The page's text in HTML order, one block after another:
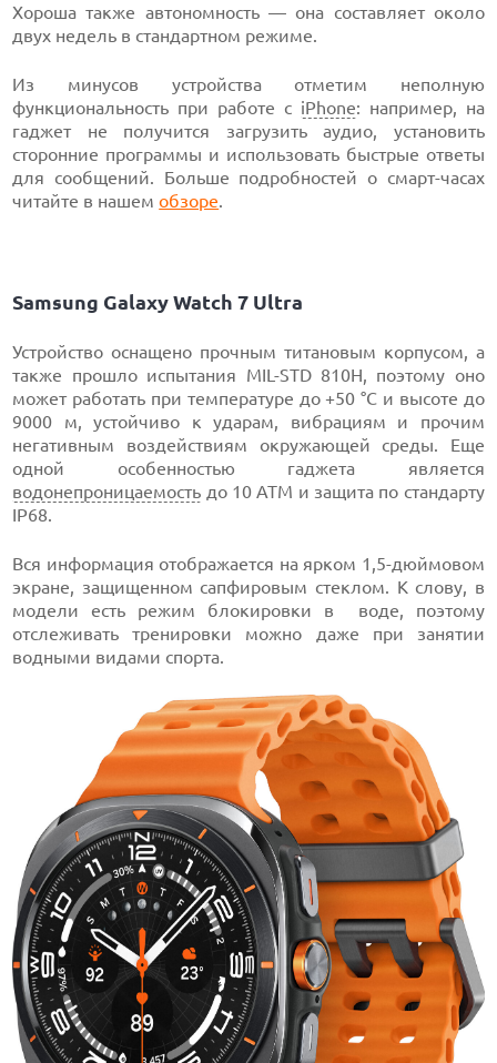
Хороша также автономность — она составляет около
двух недель в стандартном режиме.
Из минусов устройства отметим неполную
функциональность при работе с iPhone: например, на
гаджет не получится загрузить аудио, установить
сторонние программы и использовать быстрые ответы
для сообщений. Больше подробностей о смарт-часах
читайте в нашемобзоре.
Samsung Galaxy Watch 7 Ultra
Устройство оснащено прочным титановым корпусом, а
также прошло испытания MIL-STD 810H, поэтому оно
может работать при температуре до +50 °C и высоте до
9000 м, устойчиво к ударам, вибрациям и прочим
негативным воздействиям окружающей среды. Еще
одной особенностью гаджета является
водонепроницаемость до 10 АТМ и защита по стандарту
IP68.
Вся информация отображается на ярком 1,5-дюймовом
экране, защищенном сапфировым стеклом. К слову, в
модели есть режим блокировки в воде, поэтому
отслеживать тренировки можно даже при занятии
водными видами спорта.